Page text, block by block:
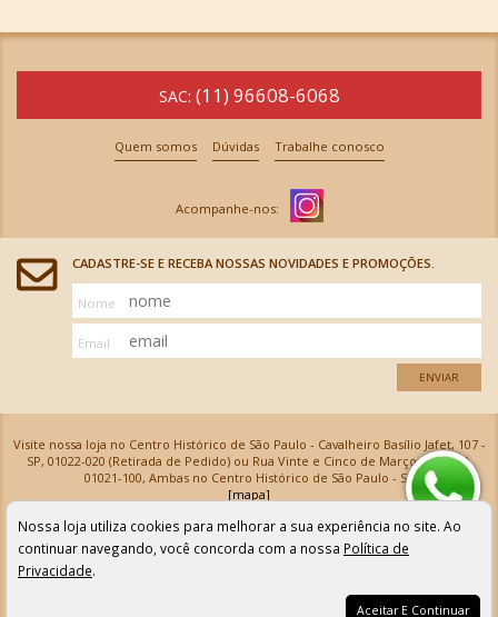
SAC: (11) 96608-6068
Quem somos Dúvidas Trabalhe conosco
CADASTRE-SE E RECEBA NOSSAS NOVIDADES E PROMOÇÕES.
Nome
Email
ENVIAR
Visite nossa loja no Centro Histórico de São Paulo - Cavalheiro Basílio Jafet, 107 -
SP, 01022-020 (Retirada de Pedido) ou Rua Vinte e Cinco de Março, 576 - SP,
01021-100, Ambas no Centro Histórico de São Paulo - SP
[mapa]
Armarinhos Santa Cecília Ltda | CNPJ: 61.069.639/0001-18
Os preços e as condições de pagamento apresentadas na loja virtual não valem para nossa loja física e
podem sofrer alterações sem aviso prévio. Vendas com cartão de crédito sujeitas a análise e
confirmação de dados.
Nossa loja utiliza cookies para melhorar a sua experiência no site. Ao
continuar navegando, você concorda com a nossa Política de
Privacidade.
Aceitar E Continuar